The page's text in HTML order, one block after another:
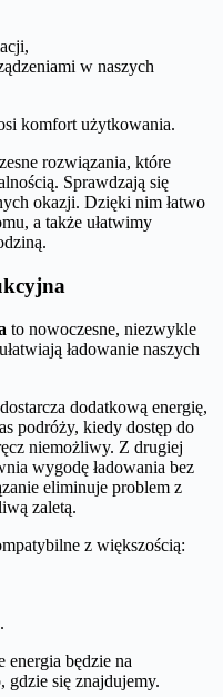
w naszych
komfort użytkowania.
rozwiązania, które
Sprawdzają się
okazji. Dzięki nim łatwo
a także ułatwimy
to nowoczesne, niezwykle
ładowanie naszych
dodatkową energię,
podróży, kiedy dostęp do
niemożliwy. Z drugiej
wygodę ładowania bez
eliminuje problem z
zaletą.
z większością:
będzie na
gdzie się znajdujemy.